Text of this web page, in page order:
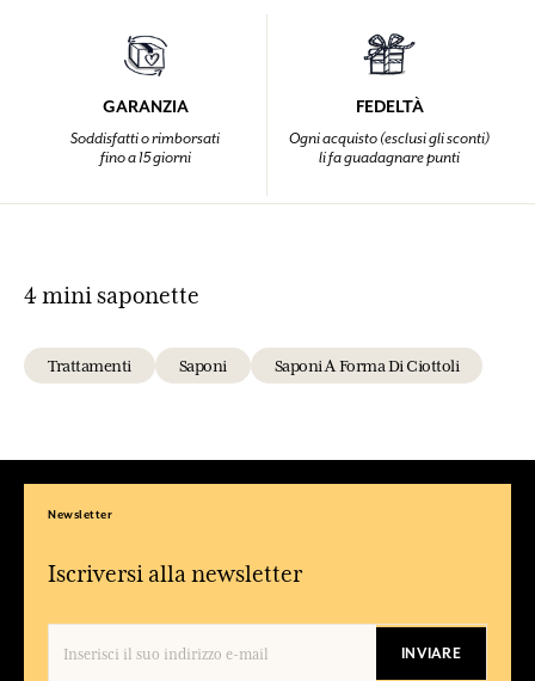
GARANZIA
Soddisfatti o rimborsati
fino a 15 giorni
FEDELTÀ
Ogni acquisto (esclusi gli sconti)
li fa guadagnare punti
4 mini saponette
Trattamenti Saponi Saponi A Forma Di Ciottoli
Newsletter
Iscriversi alla newsletter
INVIARE